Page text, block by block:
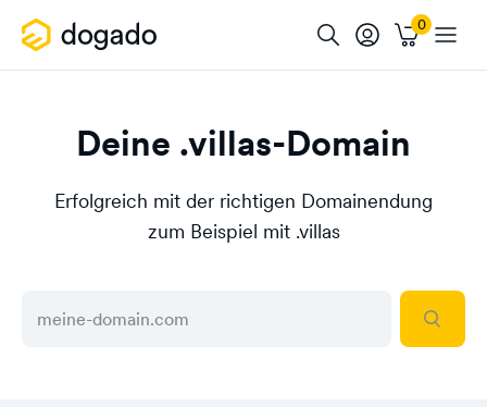
Deine .villas-Domain
Erfolgreich mit der richtigen Domainendung
zum Beispiel mit .villas